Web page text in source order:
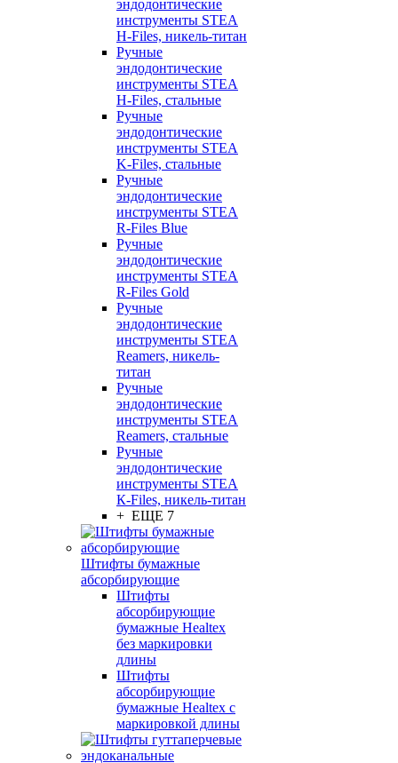
эндодонтические
инструменты STEA
H-Files, никель-титан
Ручные
эндодонтические
инструменты STEA
H-Files, стальные
Ручные
эндодонтические
инструменты STEA
K-Files, стальные
Ручные
эндодонтические
инструменты STEA
R-Files Blue
Ручные
эндодонтические
инструменты STEA
R-Files Gold
Ручные
эндодонтические
инструменты STEA
Reamers, никель-
титан
Ручные
эндодонтические
инструменты STEA
Reamers, стальные
Ручные
эндодонтические
инструменты STEA
К-Files, никель-титан
+ ЕЩЕ 7
Штифты бумажные
абсорбирующие
Штифты
абсорбирующие
бумажные Healtex
без маркировки
длины
Штифты
абсорбирующие
бумажные Healtex с
маркировкой длины